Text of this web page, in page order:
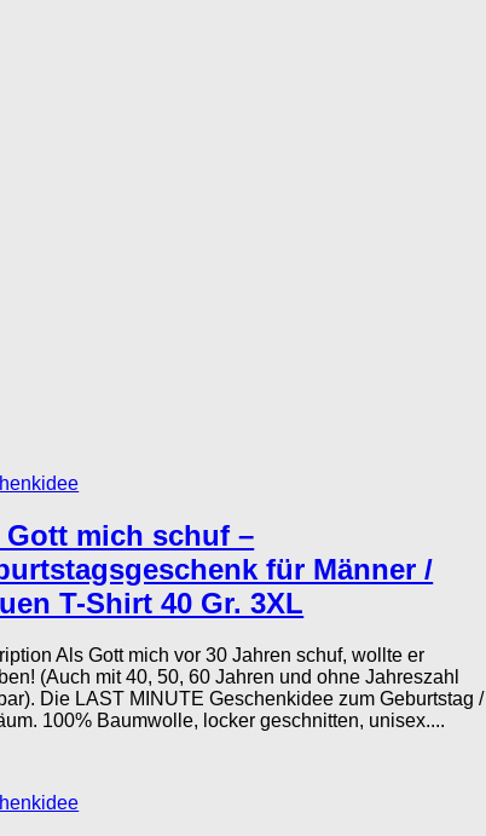
Gott mich schuf –
für Männer /
T-Shirt 40 Gr. 3XL
Als Gott mich vor 30 Jahren schuf, wollte er
(Auch mit 40, 50, 60 Jahren und ohne Jahreszahl
Die LAST MINUTE Geschenkidee zum Geburtstag /
100% Baumwolle, locker geschnitten, unisex....